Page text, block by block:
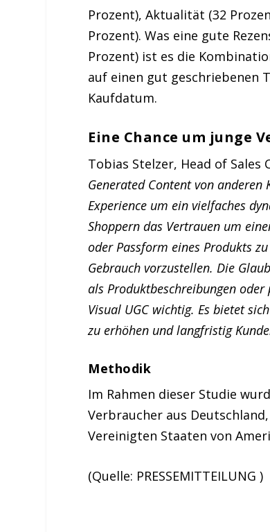
Prozent), Aktualität (32
Prozent). Was eine gute
Prozent) ist es die
auf einen gut geschriebenen
Kaufdatum.
Eine Chance um junge
Tobias Stelzer, Head of
Generated Content von
Experience um ein vielfaches
Shoppern das Vertrauen um
oder Passform eines Produkts
Gebrauch vorzustellen. Die
als Produktbeschreibungen
Visual UGC wichtig. Es bietet
zu erhöhen und langfristig
Methodik
Im Rahmen dieser Studie
Verbraucher aus
Vereinigten Staaten von
(Quelle: PRESSEMITTEILUNG )